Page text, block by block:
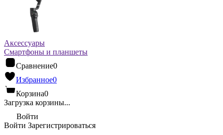
Аксессуары
Смартфоны и планшеты
Сравнение0
Избранное0
Корзина0
Загрузка корзины...
Войти
Войти Зарегистрироваться